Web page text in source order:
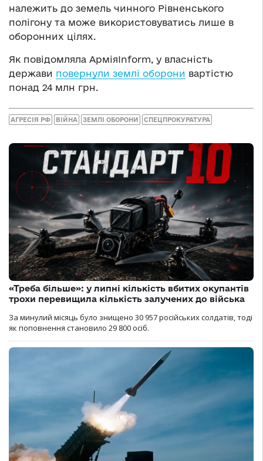
належить до земель чинного Рівненського
полігону та може використовуватись лише в
оборонних цілях.
Як повідомляла АрміяInform, у власність
держави повернули землі оборони вартістю
понад 24 млн грн.
АГРЕСІЯ РФ ВІЙНА ЗЕМЛІ ОБОРОНИ СПЕЦПРОКУРАТУРА
«Треба більше»: у липні кількість вбитих окупантів
трохи перевищила кількість залучених до війська
За минулий місяць було знищено 30 957 російських солдатів, тоді
як поповнення становило 29 800 осіб.